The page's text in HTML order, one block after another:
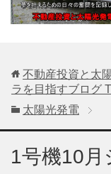
不動産投資と太
ラを目指すブログ
太陽光発電
1号機10